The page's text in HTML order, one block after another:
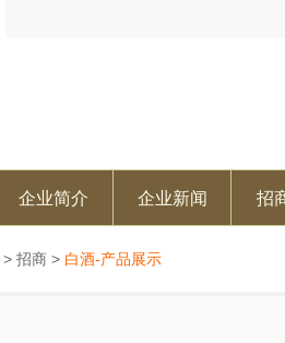
企业简介 企业新闻 招
> 招商 > 白酒-产品展示